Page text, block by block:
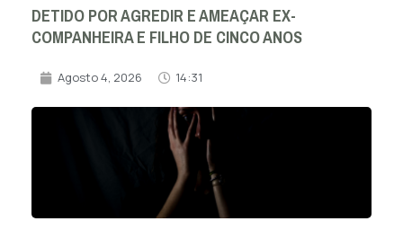
DETIDO POR AGREDIR E AMEAÇAR EX-
COMPANHEIRA E FILHO DE CINCO ANOS
Agosto 4, 2026 14:31